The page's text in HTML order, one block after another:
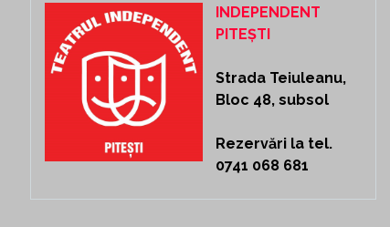
INDEPENDENT
PITEȘTI
Strada Teiuleanu,
Bloc 48, subsol
Rezervări la tel.
0741 068 681